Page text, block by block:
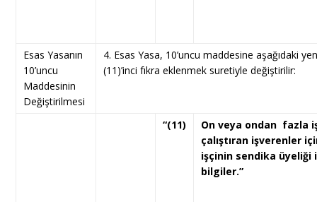
Esas Yasanın
10’uncu
Maddesinin
Değiştirilmesi
4. Esas Yasa, 10’uncu maddesine aşağıdaki
(11)’inci fıkra eklenmek suretiyle değiştirilir:
“(11)
On veya ondan fazla
çalıştıran işverenler
işçinin sendika üyeliği
bilgiler.”